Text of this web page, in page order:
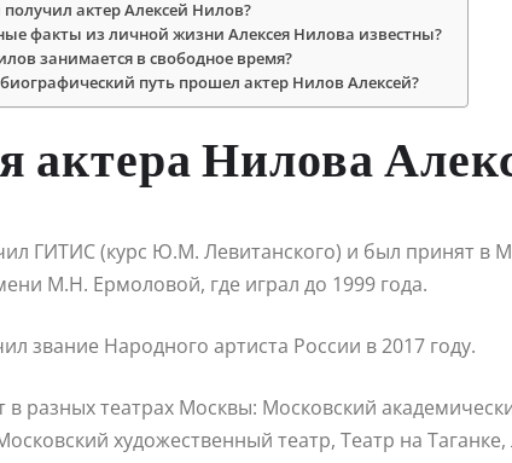
актер Алексей Нилов?
факты из личной жизни Алексея Нилова известны?
занимается в свободное время?
путь прошел актер Нилов Алексей?
актера Нилова
ГИТИС (курс Ю.М. Левитанского) и был принят в
М.Н. Ермоловой, где играл до 1999 года.
звание Народного артиста России в 2017 году.
в разных театрах Москвы: Московский
художественный театр, Театр на